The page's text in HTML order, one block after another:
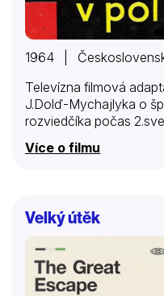
1964 |
Televízna filmová
J.Dolď-Mychajlyka o
rozviedčíka počas
Více o filmu
Velký útěk